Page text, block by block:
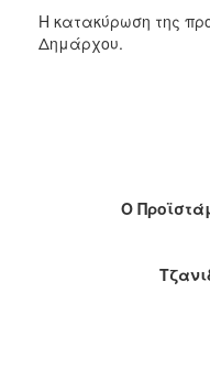
Η κατακύρωση της
Δημάρχου.
Ο